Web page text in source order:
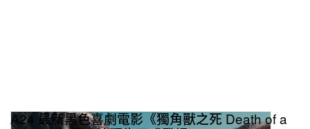
A24 最新黑色喜劇電影《獨角獸之死 Death of a